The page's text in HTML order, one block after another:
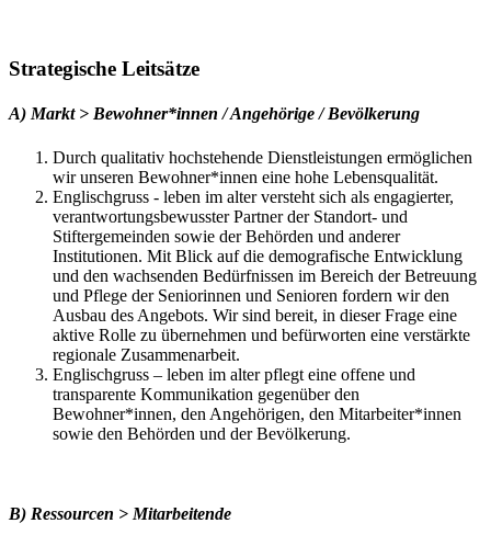
Strategische Leitsätze
A) Markt > Bewohner*innen / Angehörige / Bevölkerung
Durch qualitativ hochstehende Dienstleistungen ermöglichen
wir unseren Bewohner*innen eine hohe Lebensqualität.
Englischgruss - leben im alter versteht sich als engagierter,
verantwortungsbewusster Partner der Standort- und
Stiftergemeinden sowie der Behörden und anderer
Institutionen. Mit Blick auf die demografische Entwicklung
und den wachsenden Bedürfnissen im Bereich der Betreuung
und Pflege der Seniorinnen und Senioren fordern wir den
Ausbau des Angebots. Wir sind bereit, in dieser Frage eine
aktive Rolle zu übernehmen und befürworten eine verstärkte
regionale Zusammenarbeit.
Englischgruss – leben im alter pflegt eine offene und
transparente Kommunikation gegenüber den
Bewohner*innen, den Angehörigen, den Mitarbeiter*innen
sowie den Behörden und der Bevölkerung.
B) Ressourcen > Mitarbeitende